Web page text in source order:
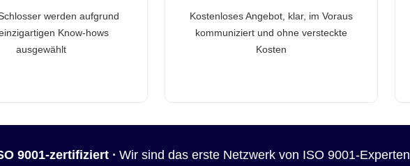
werden aufgrund
Know-hows
ausgewählt
Kostenloses Angebot, klar, im Voraus
kommuniziert und ohne versteckte
Kosten
9001-zertifiziert · Wir sind das erste Netzwerk von ISO 9001-Experten